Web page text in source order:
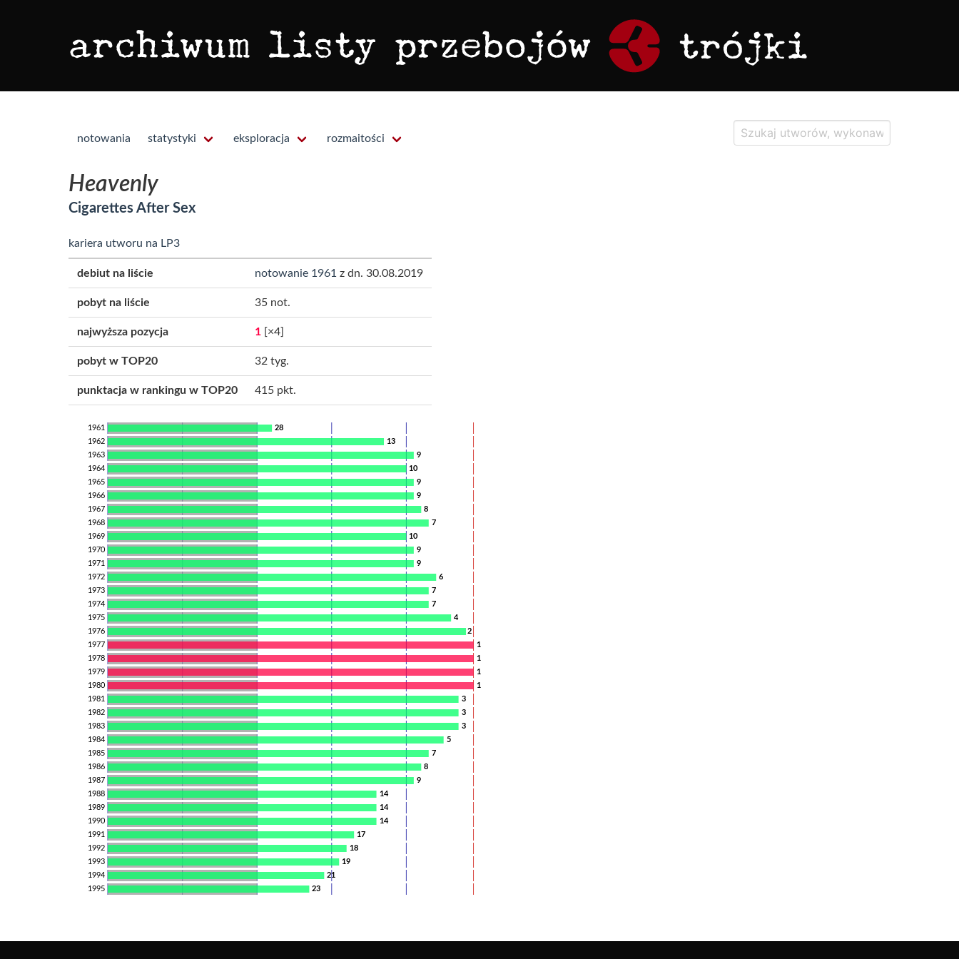
notowania statystyki eksploracja rozmaitości
Heavenly
Cigarettes After Sex
kariera utworu na LP3
debiut na liście notowanie 1961 z dn. 30.08.2019
pobyt na liście 35 not.
najwyższa pozycja 1 [×4]
pobyt w TOP20 32 tyg.
punktacja w rankingu w TOP20 415 pkt.
28
1961
13
1962
9
1963
10
1964
9
1965
9
1966
8
1967
7
1968
10
1969
9
1970
9
1971
6
1972
7
1973
7
1974
4
1975
2
1976
1
1977
1
1978
1
1979
1
1980
3
1981
3
1982
3
1983
5
1984
7
1985
8
1986
9
1987
14
1988
14
1989
14
1990
17
1991
18
1992
19
1993
21
1994
23
1995